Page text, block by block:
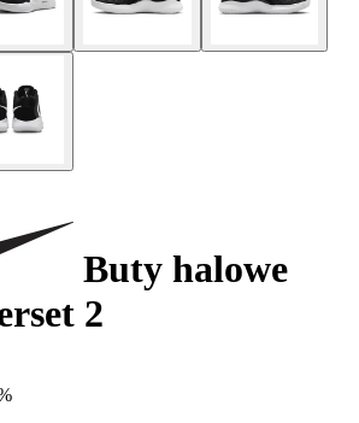
Buty halowe
2